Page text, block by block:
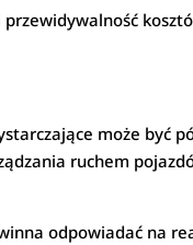
może być
ruchem
odpowiadać na